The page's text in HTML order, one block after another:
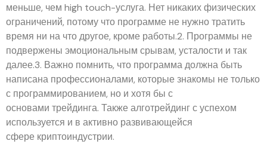
меньше, чем high touch-услуга. Нет никаких физических
ограничений, потому что программе не нужно тратить
время ни на что другое, кроме работы.2. Программы не
подвержены эмоциональным срывам, усталости и так
далее.3. Важно помнить, что программа должна быть
написана профессионалами, которые знакомы не только
с программированием, но и хотя бы с
основами трейдинга. Также алготрейдинг с успехом
используется и в активно развивающейся
сфере криптоиндустрии.